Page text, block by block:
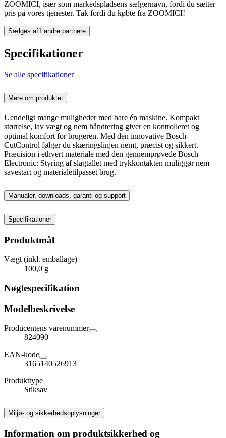
ZOOMICI, især som markedspladsens sælgernavn, fordi du sætter
pris på vores tjenester. Tak fordi du købte fra ZOOMICI!
Sælges af1 andre partnere
Specifikationer
Se alle specifikationer
Mere om produktet
Uendeligt mange muligheder med bare én maskine. Kompakt
størrelse, lav vægt og nem håndtering giver en kontrolleret og
optimal komfort for brugeren. Med den innovative Bosch-
CutControl følger du skæringslinjen nemt, præcist og sikkert.
Præcision i ethvert materiale med den gennemprøvede Bosch
Electronic: Styring af slagtallet med trykkontakten muliggør nem
savestart og materialetilpasset brug.
Manualer, downloads, garanti og support
Specifikationer
Produktmål
Vægt (inkl. emballage)
100,0 g
Nøglespecifikation
Modelbeskrivelse
Producentens varenummer
824090
EAN-kode
3165140526913
Produkttype
Stiksav
Miljø- og sikkerhedsoplysninger
Information om produktsikkerhed og